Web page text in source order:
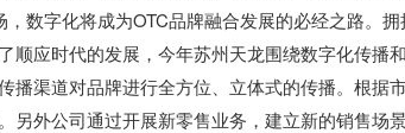
数字化将成为OTC品牌融合发展的必经之路。
顺应时代的发展，今年苏州天龙围绕数字化传播
播渠道对品牌进行全方位、立体式的传播。根据
另外公司通过开展新零售业务，建立新的销售场